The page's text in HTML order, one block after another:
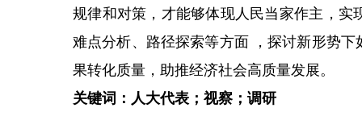
规律和对策，才能够体现人民当家作主，
难点分析、路径探索等方面 ，探讨新形势
果转化质量，助推经济社会高质量发展。
关键词：人大代表； 视察 ； 调研